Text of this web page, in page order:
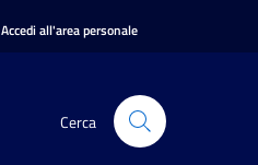
Accedi all'area personale
Cerca